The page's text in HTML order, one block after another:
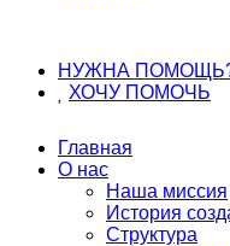
НУЖНА
ХОЧУ ПОМОЧЬ
Главная
О нас
Наша миссия
История
Структура